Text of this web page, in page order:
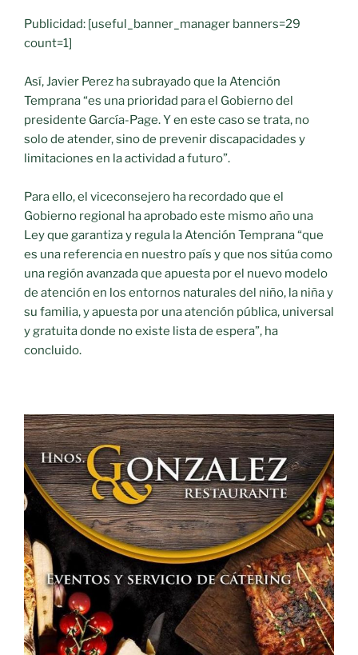
Publicidad: [useful_banner_manager banners=29
count=1]
Así, Javier Perez ha subrayado que la Atención
Temprana “es una prioridad para el Gobierno del
presidente García-Page. Y en este caso se trata, no
solo de atender, sino de prevenir discapacidades y
limitaciones en la actividad a futuro”.
Para ello, el viceconsejero ha recordado que el
Gobierno regional ha aprobado este mismo año una
Ley que garantiza y regula la Atención Temprana “que
es una referencia en nuestro país y que nos sitúa como
una región avanzada que apuesta por el nuevo modelo
de atención en los entornos naturales del niño, la niña y
su familia, y apuesta por una atención pública, universal
y gratuita donde no existe lista de espera”, ha
concluido.